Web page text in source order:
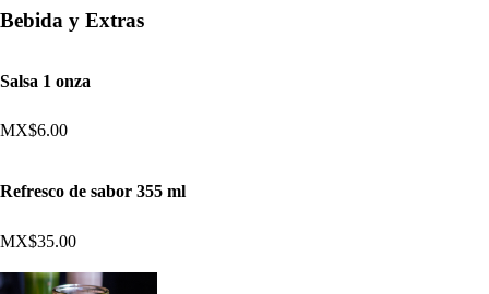
Bebida y Extras
Salsa 1 onza
MX$6.00
Refresco de sabor 355 ml
MX$35.00